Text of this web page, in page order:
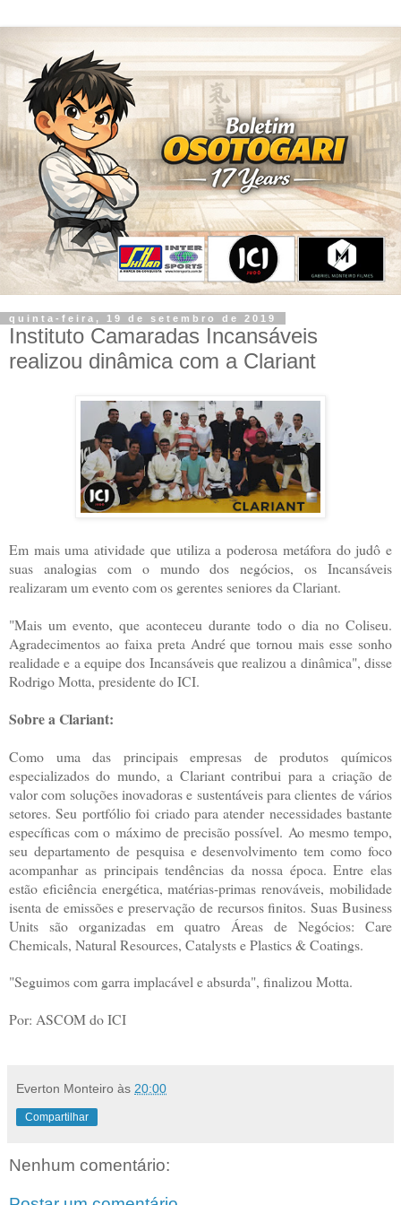
quinta-feira, 19 de setembro de 2019
Instituto Camaradas Incansáveis
realizou dinâmica com a Clariant
Em mais uma atividade que utiliza a poderosa metáfora do judô e
suas analogias com o mundo dos negócios, os Incansáveis
realizaram um evento com os gerentes seniores da Clariant.
"Mais um evento, que aconteceu durante todo o dia no Coliseu.
Agradecimentos ao faixa preta André que tornou mais esse sonho
realidade e a equipe dos Incansáveis que realizou a dinâmica", disse
Rodrigo Motta, presidente do ICI.
Sobre a Clariant:
Como uma das principais empresas de produtos químicos
especializados do mundo, a Clariant contribui para a criação de
valor com soluções inovadoras e sustentáveis para clientes de vários
setores. Seu portfólio foi criado para atender necessidades bastante
específicas com o máximo de precisão possível. Ao mesmo tempo,
seu departamento de pesquisa e desenvolvimento tem como foco
acompanhar as principais tendências da nossa época. Entre elas
estão eficiência energética, matérias-primas renováveis, mobilidade
isenta de emissões e preservação de recursos finitos. Suas Business
Units são organizadas em quatro Áreas de Negócios: Care
Chemicals, Natural Resources, Catalysts e Plastics & Coatings.
"Seguimos com garra implacável e absurda", finalizou Motta.
Por: ASCOM do ICI
Everton Monteiro às 20:00
Compartilhar
Nenhum comentário: